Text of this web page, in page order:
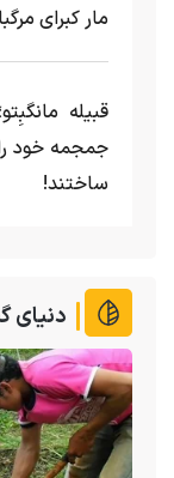
مار کبرای
قبیله
جمجمه خود را
ساختند!
دنیای